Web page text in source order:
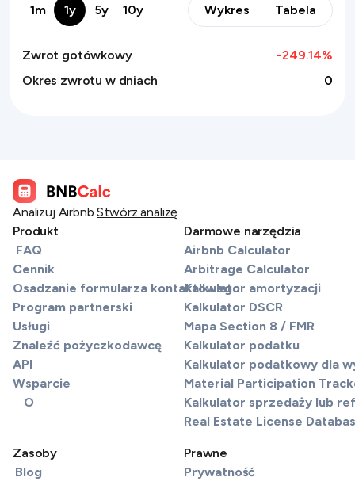
1m 1y 5y 10y Wykres Tabela
Zwrot gotówkowy -249.14%
Okres zwrotu w dniach
0
Analizuj Airbnb Stwórz analizę
Produkt
FAQ
Cennik
Osadzanie formularza kontaktowego
Program partnerski
Usługi
Znaleźć pożyczkodawcę
API
Wsparcie
O
Darmowe narzędzia
Airbnb Calculator
Arbitrage Calculator
Kalkulator amortyzacji
Kalkulator DSCR
Mapa Section 8 / FMR
Kalkulator podatku
Kalkulator podatkowy dla
Material Participation
Kalkulator sprzedaży lub
Real Estate License
Zasoby
Blog
Prawne
Prywatność